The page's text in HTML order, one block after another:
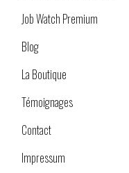
Job Watch Premium
Blog
La Boutique
Témoignages
Contact
Impressum